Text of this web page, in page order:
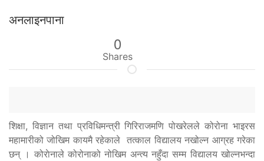
अनलाइनपाना
0
Shares
शिक्षा, विज्ञान तथा प्रविधिमन्त्री गिरिराजमणि पोखरेलले कोरोना भाइरस
महामारीको जोखिम कायमै रहेकाले तत्काल विद्यालय नखोल्न आग्रह गरेका
छन् । कोराेनाले कोरोनाको नोखिम अन्त्य नहुँदा सम्म विद्यालय खोल्नभन्दा